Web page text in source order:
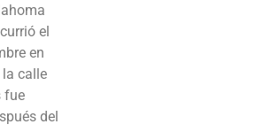
el
en
calle
fue
del